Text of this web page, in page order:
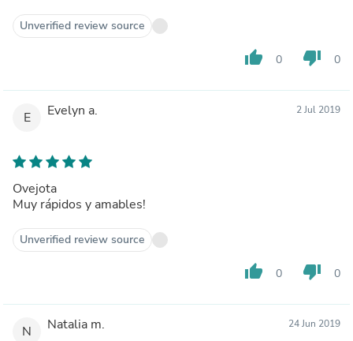
Unverified review source
thumb_up 0 thumb_down 0
E Evelyn a. 2 Jul 2019
Ovejota
Muy rápidos y amables!
Unverified review source
thumb_up 0 thumb_down 0
N Natalia m. 24 Jun 2019